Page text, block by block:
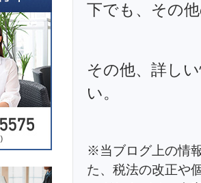
下でも、その
その他、詳し
い。
※当ブログ上の情
た、税法の改正や